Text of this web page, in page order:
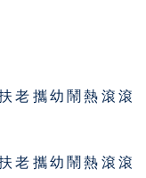
老攜幼鬧熱滾滾
老攜幼鬧熱滾滾